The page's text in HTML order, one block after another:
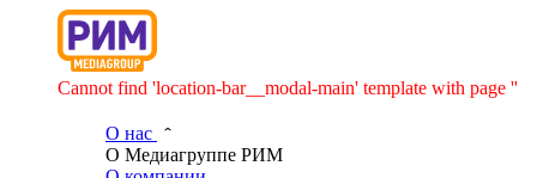
Cannot find 'location-bar__modal-main' template with page ''
О нас
О Медиагруппе РИМ